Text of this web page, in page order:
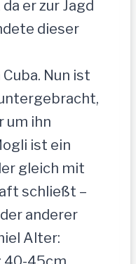
er zur Jagd
dieser
Nun ist
um ihn
ist ein
gleich mit
schließt –
anderer
Alter: